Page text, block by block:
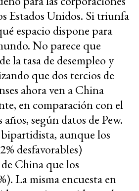
Estados Unidos. Si triunfa
espacio dispone para
No parece que
la tasa de desempleo y
que dos tercios de
ahora ven a China
en comparación con el
años, según datos de Pew.
aunque los
desfavorables)
China que los
La misma encuesta en